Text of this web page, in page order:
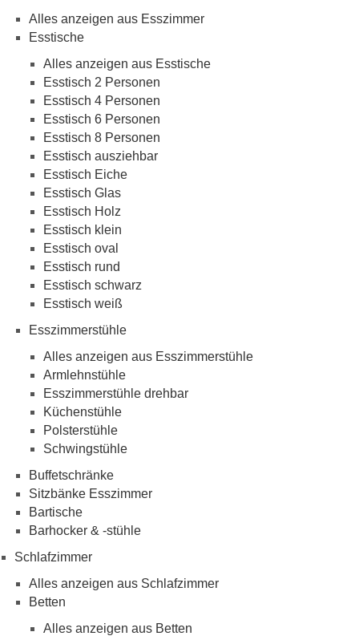
Alles anzeigen aus Esszimmer
Esstische
Alles anzeigen aus Esstische
Esstisch 2 Personen
Esstisch 4 Personen
Esstisch 6 Personen
Esstisch 8 Personen
Esstisch ausziehbar
Esstisch Eiche
Esstisch Glas
Esstisch Holz
Esstisch klein
Esstisch oval
Esstisch rund
Esstisch schwarz
Esstisch weiß
Esszimmerstühle
Alles anzeigen aus Esszimmerstühle
Armlehnstühle
Esszimmerstühle drehbar
Küchenstühle
Polsterstühle
Schwingstühle
Buffetschränke
Sitzbänke Esszimmer
Bartische
Barhocker & -stühle
Schlafzimmer
Alles anzeigen aus Schlafzimmer
Betten
Alles anzeigen aus Betten